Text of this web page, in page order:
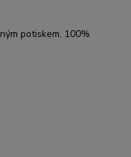
potiskem. 100%